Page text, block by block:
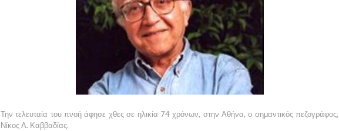
Την τελευταία του πνοή άφησε χθες σε ηλικία 74 χρόνων, στην Αθήνα, ο σημαντικός πεζογράφος,
Νίκος Α. Καββαδίας.